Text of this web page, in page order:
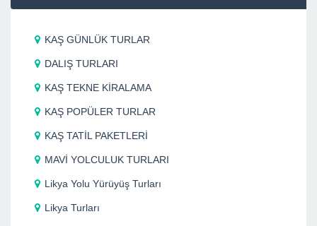
KAŞ GÜNLÜK TURLAR
DALIŞ TURLARI
KAŞ TEKNE KİRALAMA
KAŞ POPÜLER TURLAR
KAŞ TATİL PAKETLERİ
MAVİ YOLCULUK TURLARI
Likya Yolu Yürüyüş Turları
Likya Turları